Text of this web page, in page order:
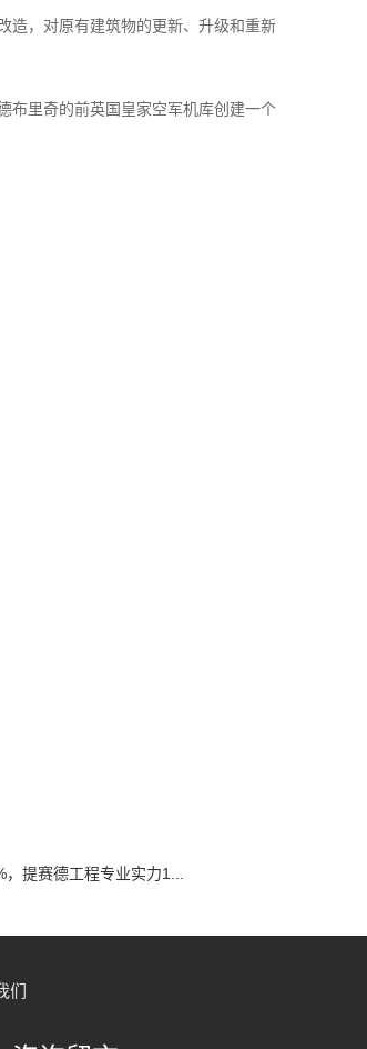
造，对原有建筑物的更新、升级和重新
布里奇的前英国皇家空军机库创建一个
提赛德工程专业实力1...
们